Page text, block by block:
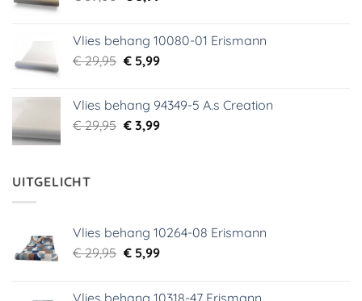
€ 39,00.€ 5,99.
Vlies behang 10080-01 Erismann
€29,95 Oorspronkelijke
€ 29,95.
€5,99Huidige
€ 5,99.
Vlies behang 94349-5 A.s Creation
€29,95 Oorspronkelijke
€3,99Huidige
UITGELICHT
Vlies behang 10264-08 Erismann
€29,95 Oorspronkelijke
€5,99Huidige
Vlies behang 10318-47 Erismann